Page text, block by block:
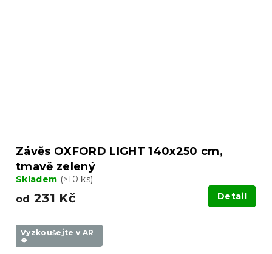
Závěs OXFORD LIGHT 140x250 cm,
tmavě zelený
Skladem (>10 ks)
od 231 Kč Detail
Vyzkoušejte v AR
❖